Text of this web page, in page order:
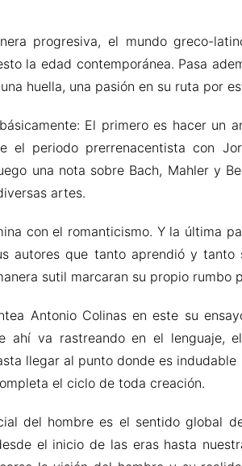
progresiva, el mundo greco-
la edad contemporánea. Pasa
huella, una pasión en su ruta por
El primero es hacer un
el periodo prerrenacentista con
una nota sobre Bach, Mahler y
artes.
con el romanticismo. Y la última
autores que tanto aprendió y tanto
sutil marcaran su propio rumbo
Antonio Colinas en este su
ahí va rastreando en el lenguaje,
llegar al punto donde es indudable
el ciclo de toda creación.
del hombre es el sentido global
el inicio de las eras hasta